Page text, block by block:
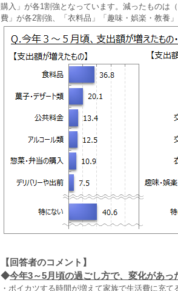
購入」が各1割強となっています。減ったものは
費」が各2割強、「衣料品」「趣味・娯楽・教養
【回答者のコメント】
◆今年3～5月頃の過ごし方で、変化があっ
・ポイカツする時間が増えて家族で生活費に充